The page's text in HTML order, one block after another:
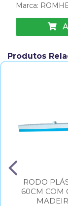
Marca:
Produtos
RODO
60CM COM